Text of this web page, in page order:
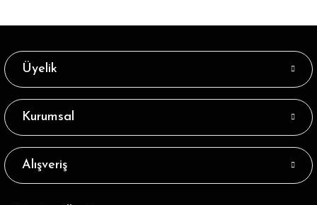
Üyelik
Kurumsal
Alışveriş